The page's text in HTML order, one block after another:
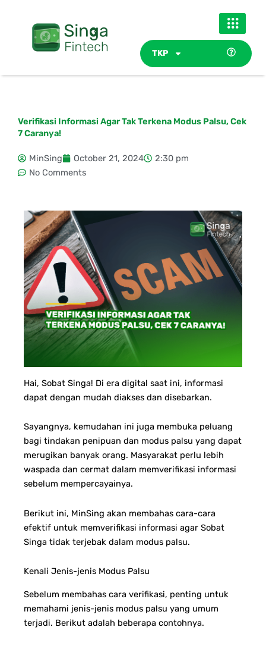
TKP
Verifikasi Informasi Agar Tak Terkena Modus Palsu, Cek
7 Caranya!
MinSing October 21, 2024
2:30 pm
No Comments
Hai, Sobat Singa! Di era digital saat ini, informasi
dapat dengan mudah diakses dan disebarkan.
Sayangnya, kemudahan ini juga membuka peluang
bagi tindakan penipuan dan modus palsu yang dapat
merugikan banyak orang. Masyarakat perlu lebih
waspada dan cermat dalam memverifikasi informasi
sebelum mempercayainya.
Berikut ini, MinSing akan membahas cara-cara
efektif untuk memverifikasi informasi agar Sobat
Singa tidak terjebak dalam modus palsu.
Kenali Jenis-jenis Modus Palsu
Sebelum membahas cara verifikasi, penting untuk
memahami jenis-jenis modus palsu yang umum
terjadi. Berikut adalah beberapa contohnya.